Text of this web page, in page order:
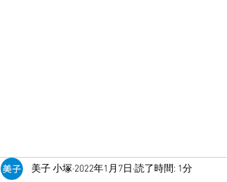
美子 小塚 2022年1月7日 読了時間: 1分